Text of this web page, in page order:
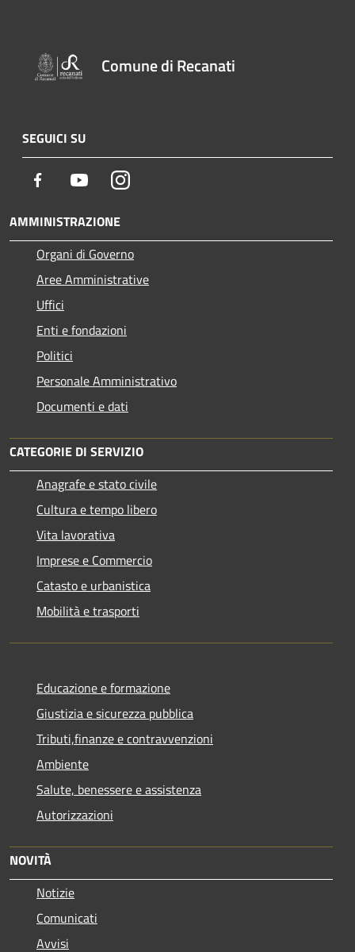
Comune di Recanati
SEGUICI SU
Facebook YoutubeInstagram
AMMINISTRAZIONE
Organi di Governo
Aree Amministrative
Uffici
Enti e fondazioni
Politici
Personale Amministrativo
Documenti e dati
CATEGORIE DI SERVIZIO
Anagrafe e stato civile
Cultura e tempo libero
Vita lavorativa
Imprese e Commercio
Catasto e urbanistica
Mobilità e trasporti
Educazione e formazione
Giustizia e sicurezza pubblica
Tributi,finanze e contravvenzioni
Ambiente
Salute, benessere e assistenza
Autorizzazioni
NOVITÀ
Notizie
Comunicati
Avvisi